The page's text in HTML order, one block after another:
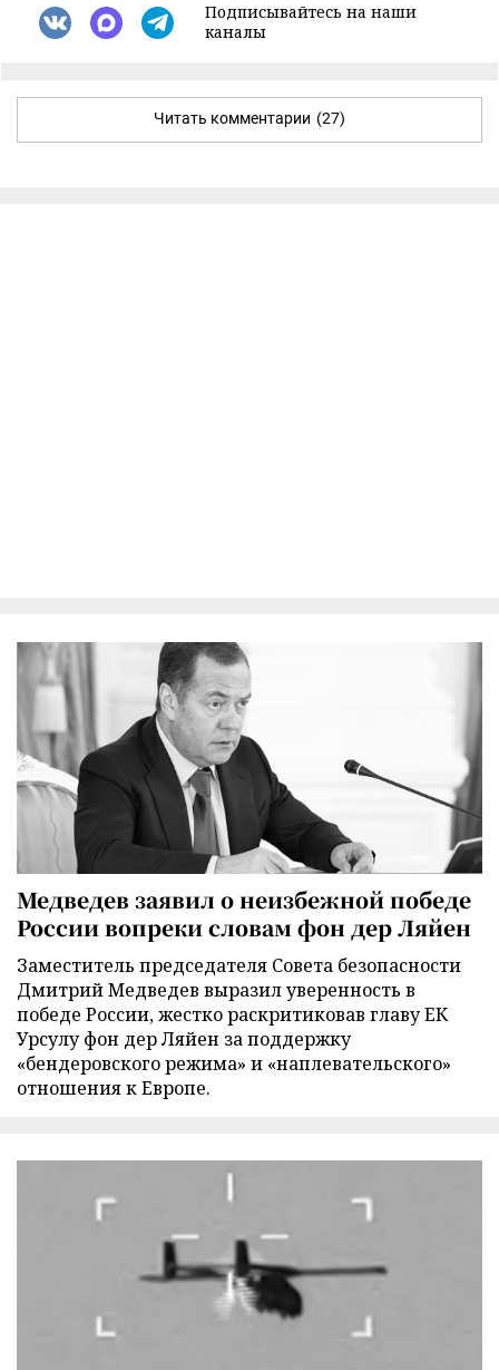
Подписывайтесь на наши
каналы
Читать комментарии (27)
Медведев заявил о неизбежной победе
России вопреки словам фон дер Ляйен
Заместитель председателя Совета безопасности
Дмитрий Медведев выразил уверенность в
победе России, жестко раскритиковав главу ЕК
Урсулу фон дер Ляйен за поддержку
«бендеровского режима» и «наплевательского»
отношения к Европе.